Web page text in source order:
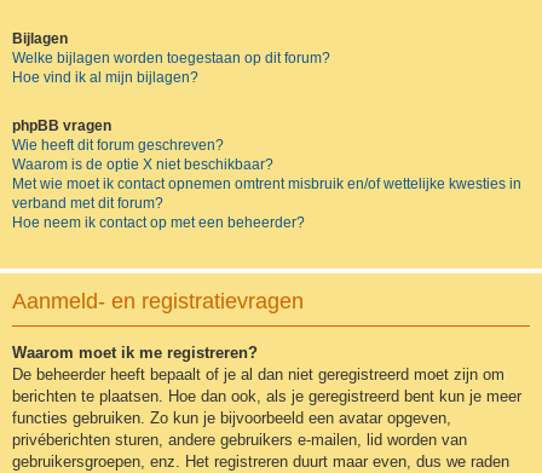
Bijlagen
Welke bijlagen worden toegestaan op dit forum?
Hoe vind ik al mijn bijlagen?
phpBB vragen
Wie heeft dit forum geschreven?
Waarom is de optie X niet beschikbaar?
Met wie moet ik contact opnemen omtrent misbruik en/of wettelijke kwesties in
verband met dit forum?
Hoe neem ik contact op met een beheerder?
Aanmeld- en registratievragen
Waarom moet ik me registreren?
De beheerder heeft bepaalt of je al dan niet geregistreerd moet zijn om
berichten te plaatsen. Hoe dan ook, als je geregistreerd bent kun je meer
functies gebruiken. Zo kun je bijvoorbeeld een avatar opgeven,
privéberichten sturen, andere gebruikers e-mailen, lid worden van
gebruikersgroepen, enz. Het registreren duurt maar even, dus we raden